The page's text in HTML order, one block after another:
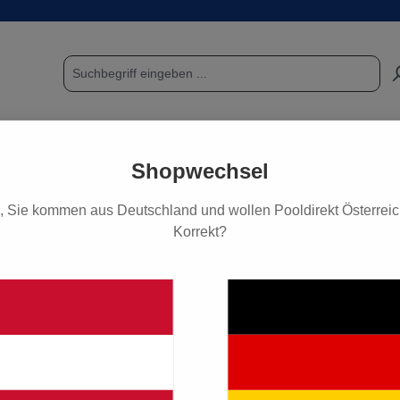
Shopwechsel
Sie kommen aus Deutschland und wollen Pooldirekt
Korrekt?